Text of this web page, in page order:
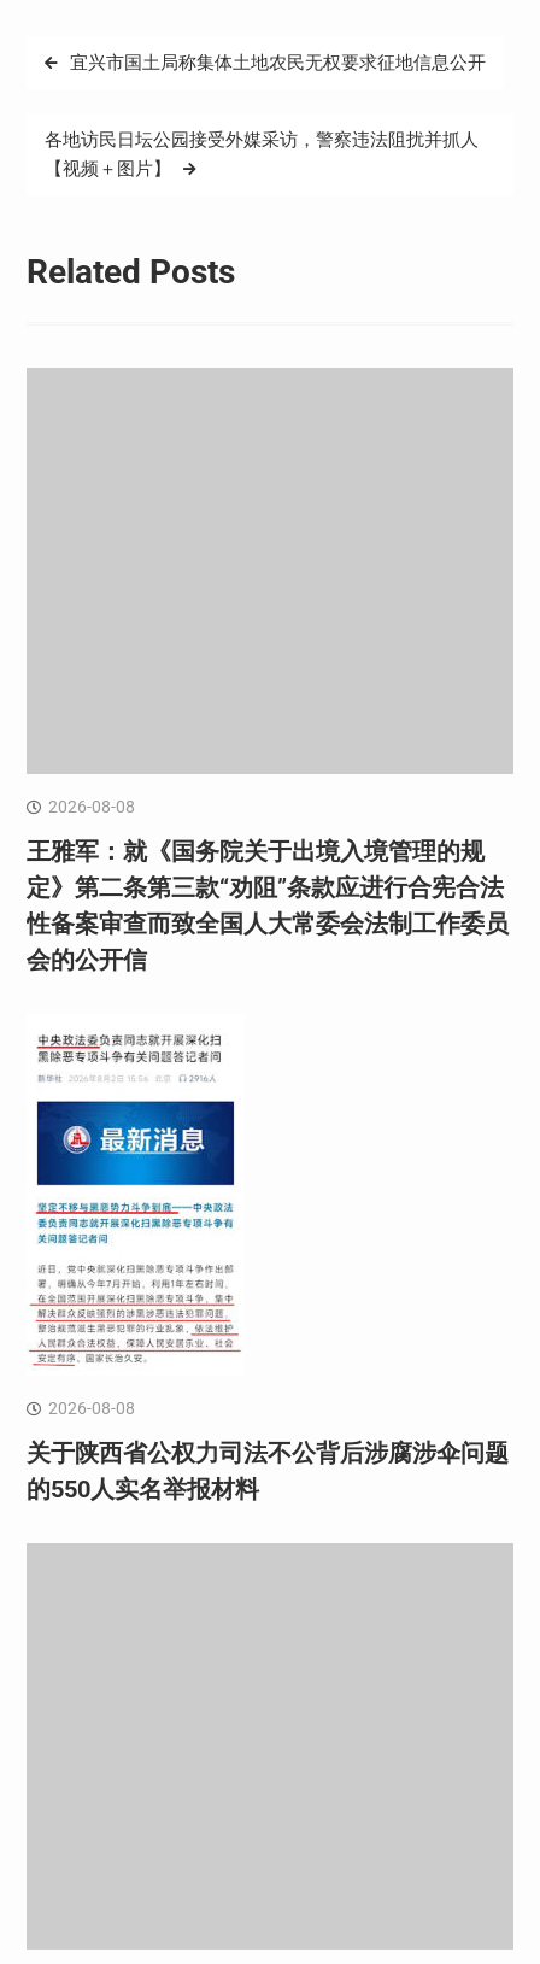
文
宜兴市国土局称集体土地农民无权要求征地信息公开
各地访民日坛公园接受外媒采访，警察违法阻扰并抓人
【视频＋图片】
Related Posts
2026-08-08
王雅军：就《国务院关于出境入境管理的规
定》第二条第三款“劝阻”条款应进行合宪合法
性备案审查而致全国人大常委会法制工作委员
会的公开信
2026-08-08
关于陕西省公权力司法不公背后涉腐涉伞问题
的550人实名举报材料